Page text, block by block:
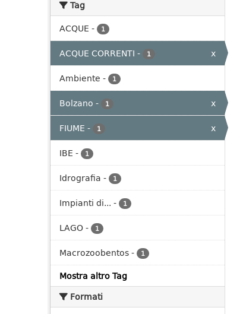
Tag
ACQUE - 1
ACQUE CORRENTI - 1
x
Ambiente - 1
Bolzano - 1
x
FIUME - 1
x
IBE - 1
Idrografia - 1
Impianti di... - 1
LAGO- 1
Macrozoobentos- 1
Mostra altro Tag
Formati